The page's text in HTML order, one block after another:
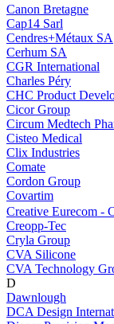
Canon Bretagne
Cap14 Sarl
Cendres+Métaux SA
Cerhum SA
CGR International
Charles Péry
CHC Product
Cicor Group
Circum Medtech
Cisteo Medical
Clix Industries
Comate
Cordon Group
Covartim
Creative Eurecom -
Creopp-Tec
Cryla Group
CVA Silicone
CVA Technology
D
Dawnlough
DCA Design